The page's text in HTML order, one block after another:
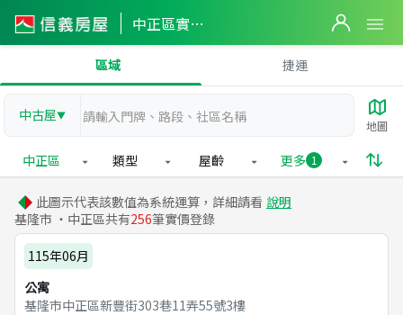
中正區實價登錄
區域 捷運
中古屋▼
地圖
中正區 類型 屋齡 更多 1
此圖示代表該數值為系統運算，詳細請看 說明
基隆市 ・中正區共有256筆實價登錄
115年06月
公寓
基隆市中正區新豐街303巷11弄55號3樓